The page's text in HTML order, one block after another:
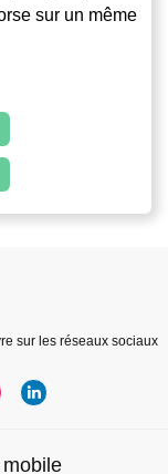
sur un même
sur les réseaux sociaux